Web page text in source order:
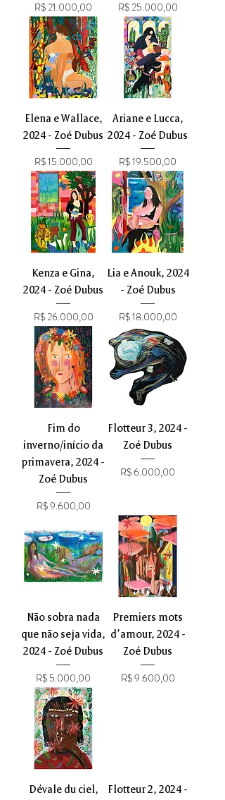
Preço
R$ 21.000,00 Preço
R$ 25.000,00
Elena e Wallace,
2024 - Zoé Dubus
Preço
R$ 15.000,00
Ariane e Lucca,
2024 - Zoé Dubus
Preço
R$ 19.500,00
Kenza e Gina,
2024 - Zoé Dubus
Preço
R$ 26.000,00
Lia e Anouk, 2024
- Zoé Dubus
Preço
R$ 18.000,00
Fim do
inverno/início da
primavera, 2024 -
Zoé Dubus
Preço
R$ 9.600,00
Flotteur 3, 2024 -
Zoé Dubus
Preço
R$ 6.000,00
Não sobra nada
que não seja vida,
2024 - Zoé Dubus
Preço
R$ 5.000,00
Premiers mots
d’amour, 2024 -
Zoé Dubus
Preço
R$ 9.600,00
Dévale du ciel, Flotteur 2, 2024 -